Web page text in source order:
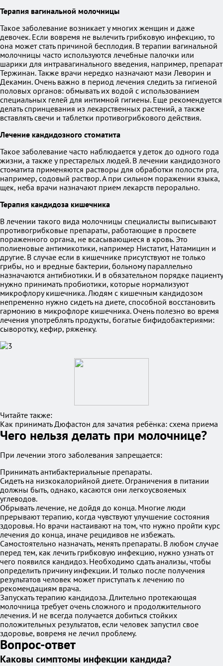
Терапия вагинальной молочницы
Такое заболевание возникает у многих женщин и даже
девочек. Если вовремя не вылечить грибковую инфекцию, то
она может стать причиной бесплодия. В терапии вагинальной
молочницы часто используются лечебные палочки или
шарики для интравагинального введения, например, препарат
Тержинан. Также врачи нередко назначают мази Леворин и
Декамин. Очень важно в период лечения следить за гигиеной
половых органов: обмывать их водой с использованием
специальных гелей для интимной гигиены. Еще рекомендуется
делать спринцевания из лекарственных растений, а также
вставлять свечи и таблетки противогрибкового действия.
Лечение кандидозного стоматита
Такое заболевание часто наблюдается у деток до одного года
жизни, а также у престарелых людей. В лечении кандидозного
стоматита применяются растворы для обработки полости рта,
например, содовый раствор. А при сильном поражении языка,
щек, неба врачи назначают прием лекарств перорально.
Терапия кандидоза кишечника
В лечении такого вида молочницы специалисты выписывают
противогрибковые препараты, работающие в просвете
пораженного органа, не всасывающиеся в кровь. Это
полиеновые антимикотики, например Нистатит, Натамицин и
другие. В случае если в кишечнике присутствуют не только
грибы, но и вредные бактерии, больному параллельно
назначаются антибиотики. И в обязательном порядке пациенту
нужно принимать пробиотики, которые нормализуют
микрофлору кишечника. Людям с кишечным кандидозом
непременно нужно сидеть на диете, способной восстановить
гармонию в микрофлоре кишечника. Очень полезно во время
лечения употреблять продукты, богатые бифидобактериями:
сыворотку, кефир, ряженку.
Читайте также:
Как принимать Дюфастон для зачатия ребёнка: схема приема
Чего нельзя делать при молочнице?
При лечении этого заболевания запрещается:
Принимать антибактериальные препараты.
Сидеть на низкокалорийной диете. Ограничения в питании
должны быть, однако, касаются они легкоусвояемых
углеводов.
Обрывать лечение, не дойдя до конца. Многие люди
прерывают терапию, когда чувствуют улучшение состояния
здоровья. Но врачи настаивают на том, что нужно пройти курс
лечения до конца, иначе рецидивов не избежать.
Самостоятельно назначать, менять препараты. В любом случае
перед тем, как лечить грибковую инфекцию, нужно узнать от
чего появился кандидоз. Необходимо сдать анализы, чтобы
определить причину инфекции. И только после получения
результатов человек может приступать к лечению по
рекомендациям врача.
Запускать терапию кандидоза. Длительно протекающая
молочница требует очень сложного и продолжительного
лечения. И не всегда получается добиться стойких
положительных результатов, если человек запустил свое
здоровье, вовремя не лечил проблему.
Вопрос-ответ
Каковы симптомы инфекции кандида?